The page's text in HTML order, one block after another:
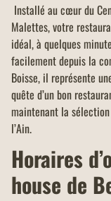
Installé au cœur du
Malettes, votre
idéal, à quelques
facilement depuis la
Boisse, il représente
quête d’un bon
maintenant la
l’Ain.
Horaires
house de